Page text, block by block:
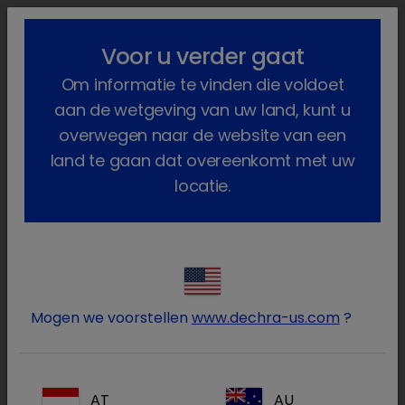
lock_outline search menu
Voedselproducerende dieren
Geneesmiddelen
Herkauwers
Op diergeneeskundig voorschrif...
Vetivex
Voor u verder gaat
Om informatie te vinden die voldoet
aan de wetgeving van uw land, kunt u
overwegen naar de website van een
land te gaan dat overeenkomt met uw
locatie.
Mogen we voorstellen www.dechra-us.com ?
AT AU